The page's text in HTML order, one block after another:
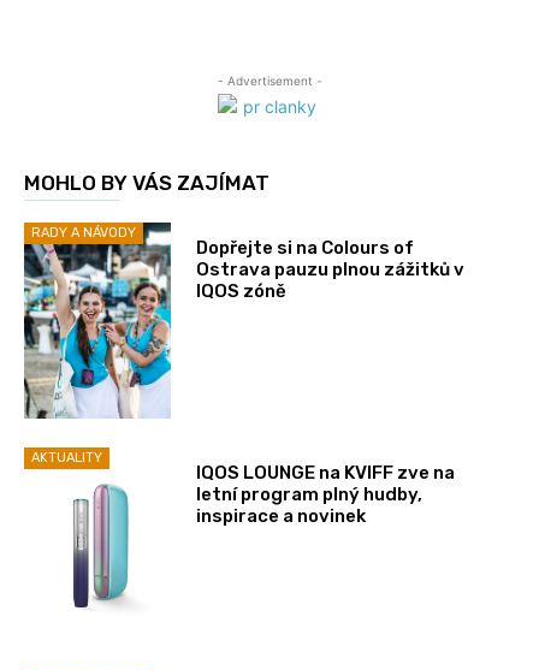
- Advertisement -
MOHLO BY VÁS ZAJÍMAT
RADY A NÁVODY
Dopřejte si na Colours of
Ostrava pauzu plnou zážitků v
IQOS zóně
AKTUALITY
IQOS LOUNGE na KVIFF zve na
letní program plný hudby,
inspirace a novinek